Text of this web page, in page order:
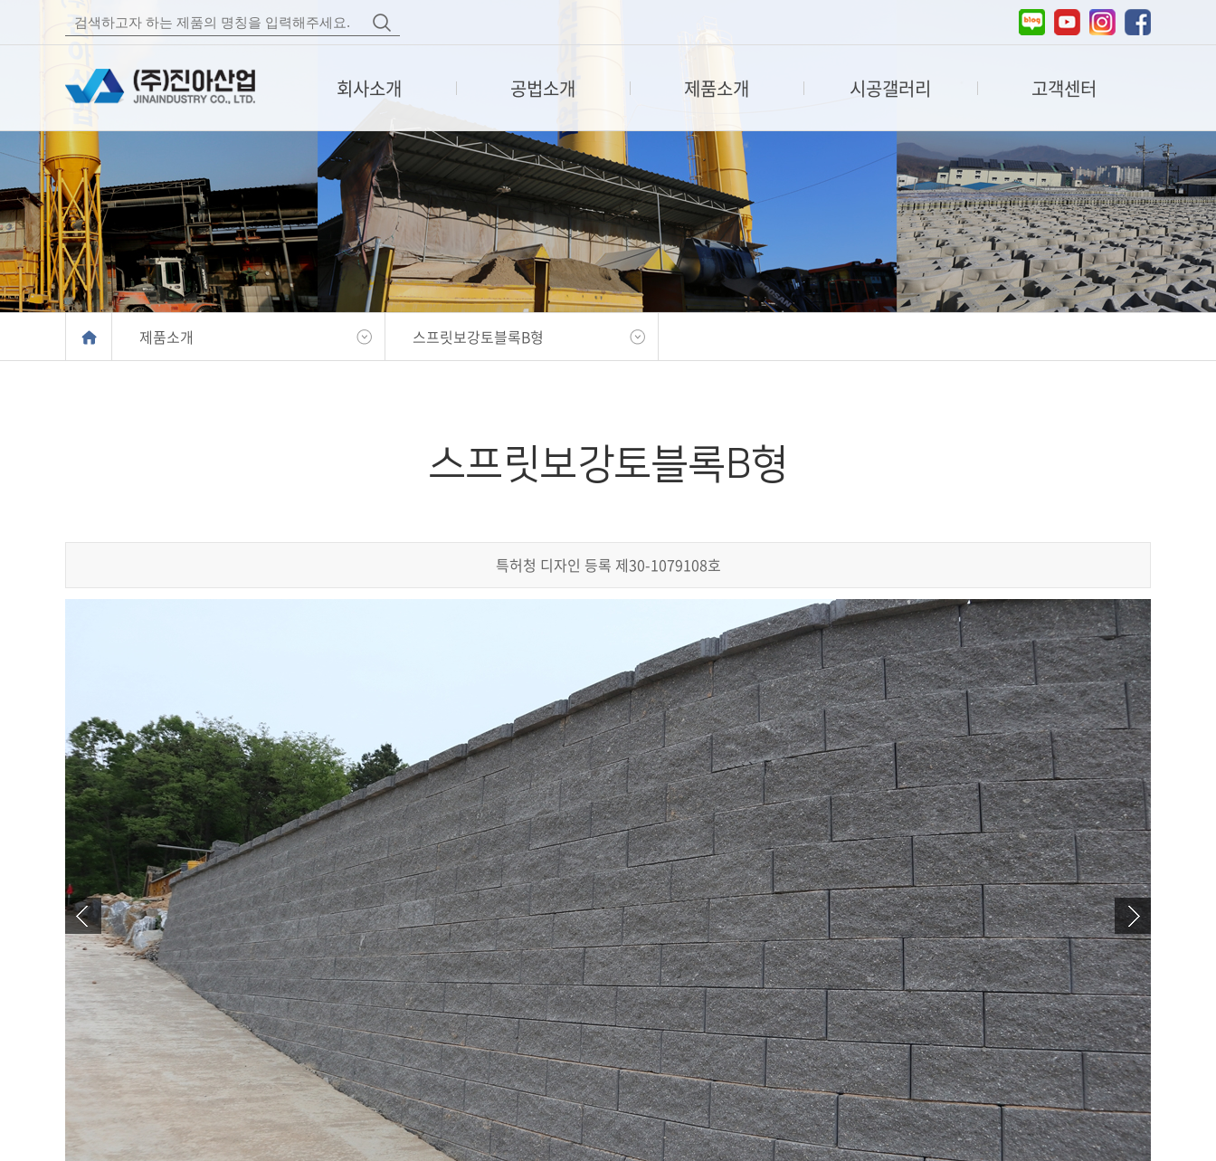
회사소개
CEO인사말
회사연혁
인증서 및 기술보유현황
조직도
오시는 길
공법소개
친환경블록시스템
친환경블록시스템의 장점
블록식식생축조옹벽
블록식보강토옹벽
시스템 시공과정
제품소개
식생축조블록A형
축조블록B형
축조블록C형
스프릿빗살보강토블록250형
스프릿보강토블록B형
진스톤200형, 아스톤250형
지오그리드
시공갤러리
식생축조블록A형
축조블록B형
축조블록C형
스프릿빗살보강토블록250형
스프릿보강토블록B형
진스톤200형, 아스톤250형
고객센터
공지사항
온라인문의
자료실
제품소개 스프릿보강토블록B형
스프릿보강토블록B형
특허청 디자인 등록 제30-1079108호